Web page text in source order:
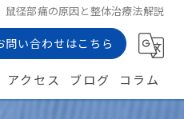
鼠径部痛の原因と整体治療法解説
問い合わせはこちら
アクセス ブログ コラム